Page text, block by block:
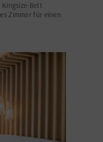
Bett
Zimmer für einen